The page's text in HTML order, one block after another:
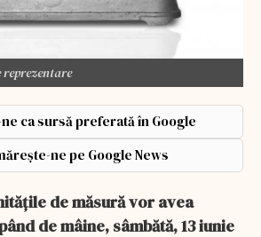
reprezentare
ca sursă preferată în Google
ne pe Google News
de măsură vor avea
de mâine, sâmbătă, 13 iunie